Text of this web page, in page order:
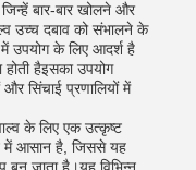
बार-बार खोलने और
उच्च दबाव को संभालने के
उपयोग के लिए आदर्श है
हैइसका उपयोग
सिंचाई प्रणालियों में
के लिए एक उत्कृष्ट
में आसान है, जिससे यह